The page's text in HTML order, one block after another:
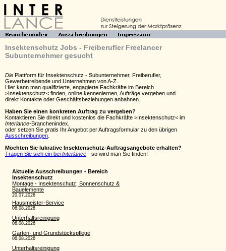
Insektenschutz Jobs - Freiberufler Freelancer
Subunternehmer gesucht
Die Plattform für Insektenschutz - Subunternehmer, Freiberufler,
Gewerbetreibende und Unternehmen von A-Z.
Hier kann man qualifizierte, engagierte Fachkräfte im Bereich
>Insektenschutz< finden, online kennenlernen, Aufträge vergeben und
direkt Kontakte oder Geschäftsbeziehungen anbahnen.
Haben Sie einen konkreten Auftrag zu vergeben?
Kontaktieren Sie direkt und kostenlos die Fachkräfte >Insektenschutz< im
Interlance-Branchenindex,
oder setzen Sie gratis Ihr Angebot per Auftragsformular zu den übrigen
Ausschreibungen
Möchten Sie lukrative Insektenschutz-Auftragsangebote erhalten?
Tragen Sie sich ein bei Interlance - so wird man Sie finden!